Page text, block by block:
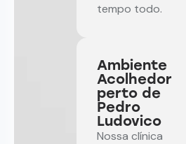
tempo todo.
Ambiente
Acolhedor
perto de
Pedro
Ludovico
Nossa clínica